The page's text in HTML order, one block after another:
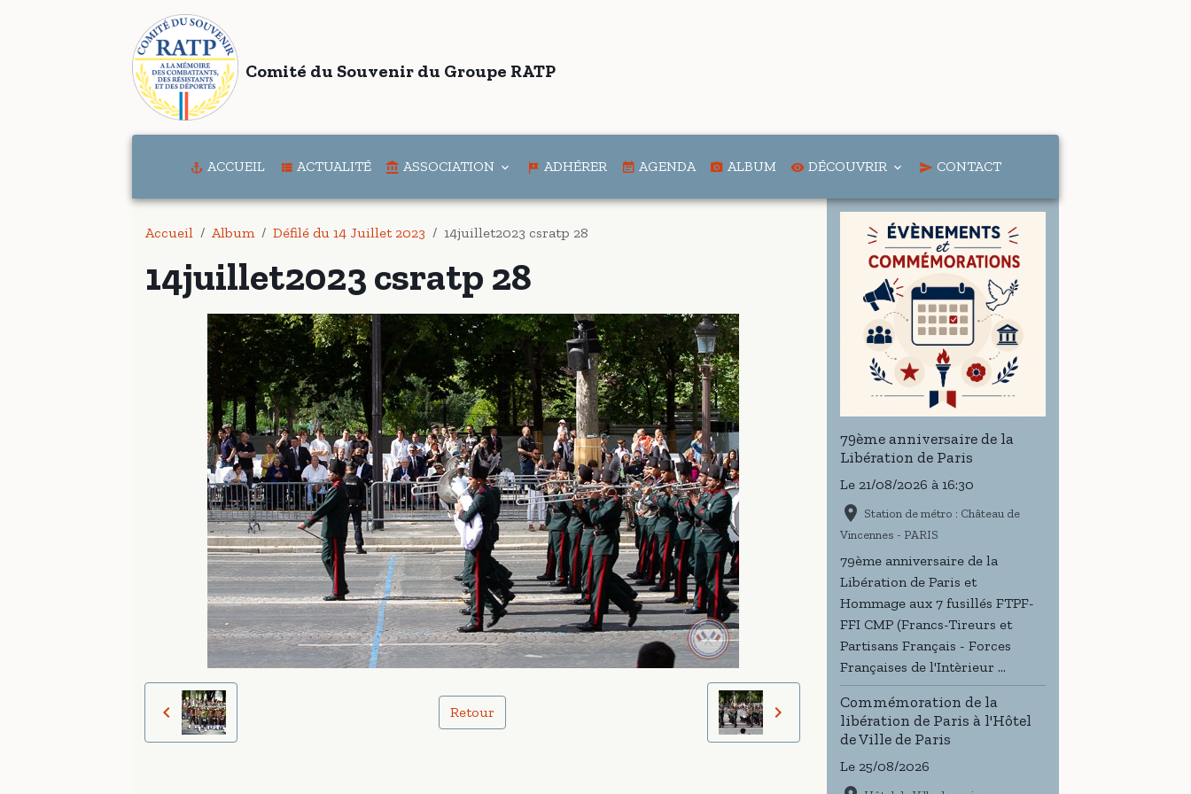
Comité du Souvenir du Groupe RATP
ACCUEIL ACTUALITÉ ASSOCIATION ADHÉRER AGENDA ALBUM DÉCOUVRIR CONTACT
Accueil Album Défilé du 14 Juillet 2023 14juillet2023 csratp 28
14juillet2023 csratp 28
Retour
79ème anniversaire de la
Libération de Paris
Le 21/08/2026 à 16:30
Station de métro : Château de
Vincennes - PARIS
79ème anniversaire de la
Libération de Paris et
Hommage aux 7 fusillés FTPF-
FFI CMP (Francs-Tireurs et
Partisans Français - Forces
Françaises de l'Intèrieur ...
Commémoration de la
libération de Paris à l'Hôtel
de Ville de Paris
Le 25/08/2026